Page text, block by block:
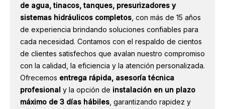
de agua, tinacos, tanques, presurizadores y
sistemas hidráulicos completos , con más de 15 años
de experiencia brindando soluciones confiables para
cada necesidad. Contamos con el respaldo de cientos
de clientes satisfechos que avalan nuestro compromiso
con la calidad, la eficiencia y la atención personalizada.
Ofrecemos entrega rápida, asesoría técnica
profesional y la opción de instalación en un plazo
máximo de 3 días hábiles , garantizando rapidez y